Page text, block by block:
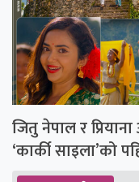
जितु नेपाल र
‘कार्की साइला’को